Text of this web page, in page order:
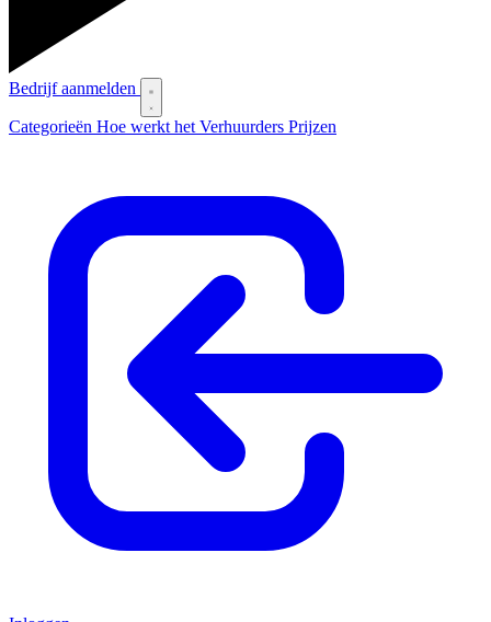
Bedrijf aanmelden
Categorieën Hoe werkt het Verhuurders Prijzen